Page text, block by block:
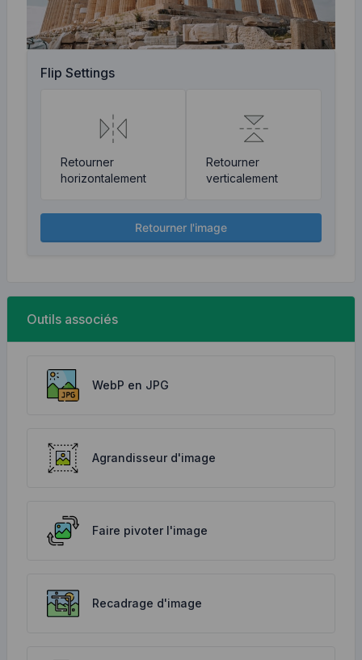
Flip Settings
Retourner
horizontalement
Retourner
verticalement
Retourner l'image
Outils associés
WebP en JPG
Agrandisseur d'image
Faire pivoter l'image
Recadrage d'image